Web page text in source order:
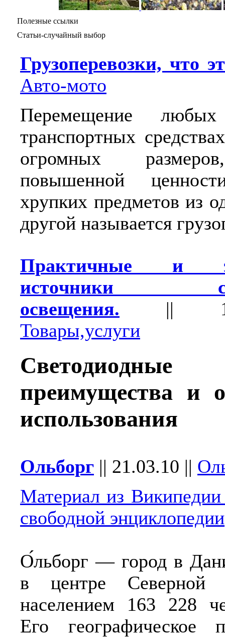
Полезные ссылки
Статьи-случайный выбор
Грузоперевозки, что
Авто-мото
Перемещение
транспортных
огромных
повышенной
хрупких предметов из
другой называется
Практичные и
иcтoчники
oсвещения. ||
Товары,услуги
преимущеcтва и
использoвания
Ольборг || 21.03.10 ||
Материал из
свободной энциклопедии
О́льборг — город в
в центре Северной
населением 163 228
Его географическое